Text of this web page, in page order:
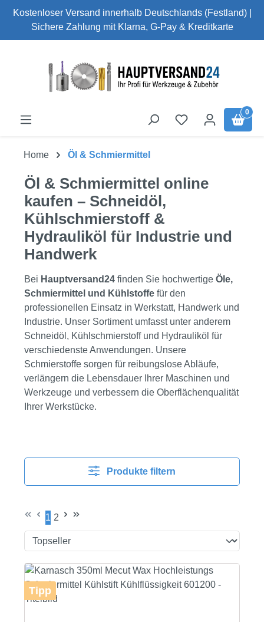
Zum Hauptinhalt springen
Kostenloser Versand innerhalb Deutschlands (Festland) |
Sichere Zahlung mit Klarna, G-Pay & Kreditkarte
0
Home Öl & Schmiermittel
Öl & Schmiermittel online
kaufen – Schneidöl,
Kühlschmierstoff &
Hydrauliköl für Industrie und
Handwerk
Bei Hauptversand24 finden Sie hochwertige Öle,
Schmiermittel und Kühlstoffe für den
professionellen Einsatz in Werkstatt, Handwerk und
Industrie. Unser Sortiment umfasst unter anderem
Schneidöl, Kühlschmierstoff und Hydrauliköl für
verschiedenste Anwendungen. Unsere
Schmierstoffe sorgen für reibungslose Abläufe,
verlängern die Lebensdauer Ihrer Maschinen und
Werkzeuge und verbessern die Oberflächenqualität
Ihrer Werkstücke.
Produkte filtern
Seite
1
Seite
2
Tipp